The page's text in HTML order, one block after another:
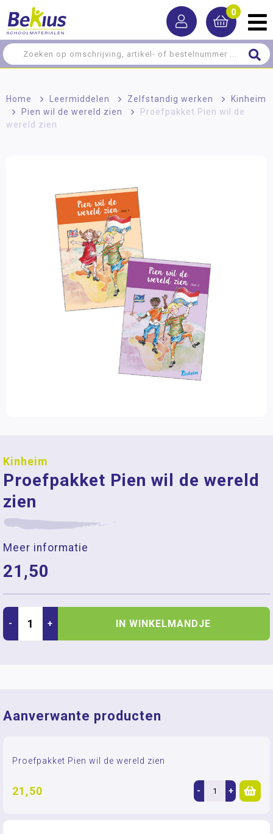
0
Home > Leermiddelen > Zelfstandig werken >
Kinheim
>
Pien wil de wereld zien >
Proefpakket Pien wil de
wereld zien
Kinheim
Proefpakket Pien wil de wereld
zien
Meer informatie
21,50
- + IN WINKELMANDJE
Aanverwante producten
Proefpakket Pien wil de wereld zien
21,50 - +